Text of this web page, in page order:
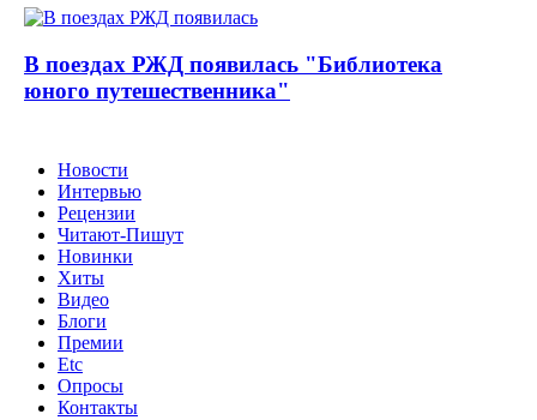
В поездах РЖД появилась "Библиотека
юного путешественника"
Новости
Интервью
Рецензии
Читают-Пишут
Новинки
Хиты
Видео
Блоги
Премии
Etc
Опросы
Контакты